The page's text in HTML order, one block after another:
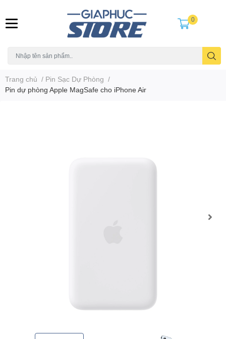
0
Trang chủ / Pin Sạc Dự Phòng /
Pin dự phòng Apple MagSafe cho iPhone Air